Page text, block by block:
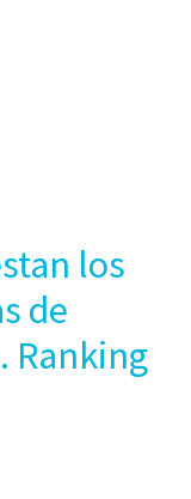
los
de
Ranking